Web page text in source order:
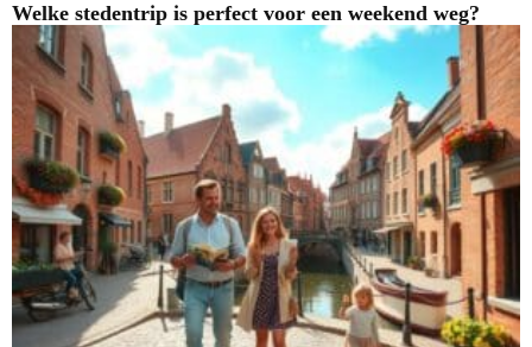
Welke stedentrip is perfect voor een weekend weg?